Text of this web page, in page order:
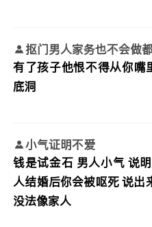
抠门男人家务也不会做
有了孩子他恨不得从你嘴
底洞
小气证明不爱
钱是试金石 男人小气 说
人结婚后你会被呕死 说出
没法像家人